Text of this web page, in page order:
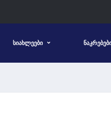
ᲡᲘᲐᲮᲚᲔᲔᲑᲘ